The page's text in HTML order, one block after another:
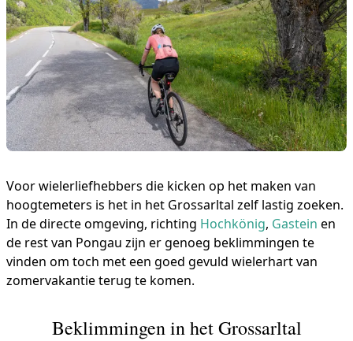
Voor wielerliefhebbers die kicken op het maken van
hoogtemeters is het in het Grossarltal zelf lastig zoeken.
In de directe omgeving, richting Hochkönig, Gastein en
de rest van Pongau zijn er genoeg beklimmingen te
vinden om toch met een goed gevuld wielerhart van
zomervakantie terug te komen.
Beklimmingen in het Grossarltal